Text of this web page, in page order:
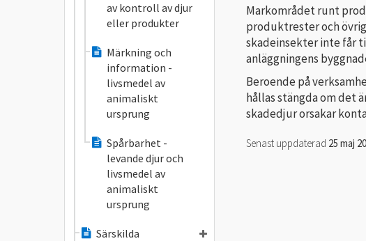
av kontroll av djur
eller produkter
Märkning och
information -
livsmedel av
animaliskt
ursprung
Spårbarhet -
levande djur och
livsmedel av
animaliskt
ursprung
Särskilda
Markområdet runt
produktrester och
skadeinsekter inte får
anläggningens
Beroende på
hållas stängda om det
skadedjur orsakar
Senast uppdaterad 25 maj